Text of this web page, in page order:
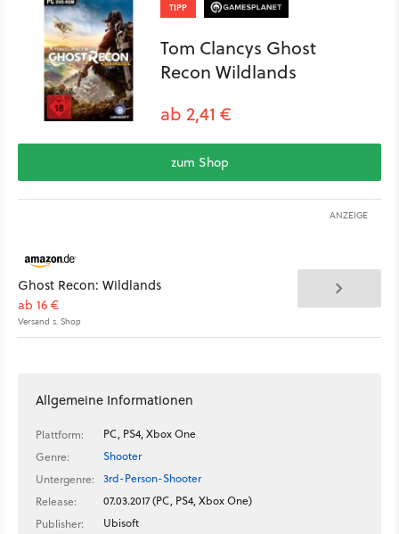
TIPP
Tom Clancys Ghost
Recon Wildlands
ab 2,41 €
zum Shop
ANZEIGE
Ghost Recon: Wildlands
ab 16 €
Versand s. Shop
Allgemeine Informationen
Plattform:
PC, PS4, Xbox One
Genre:
Shooter
Untergenre:
3rd-Person-Shooter
Release:
07.03.2017 (PC, PS4, Xbox One)
Publisher:
Ubisoft